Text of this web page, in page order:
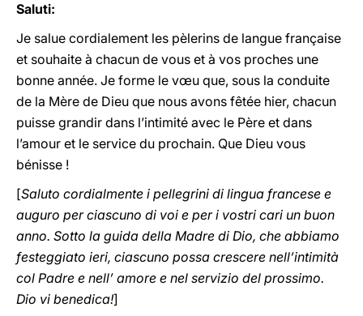
Saluti:
Je salue cordialement les pèlerins de langue française
et souhaite à chacun de vous et à vos proches une
bonne année. Je forme le vœu que, sous la conduite
de la Mère de Dieu que nous avons fêtée hier, chacun
puisse grandir dans l’intimité avec le Père et dans
l’amour et le service du prochain. Que Dieu vous
bénisse !
[Saluto cordialmente i pellegrini di lingua francese e
auguro per ciascuno di voi e per i vostri cari un buon
anno. Sotto la guida della Madre di Dio, che abbiamo
festeggiato ieri, ciascuno possa crescere nell’intimità
col Padre e nell’ amore e nel servizio del prossimo.
Dio vi benedica!]